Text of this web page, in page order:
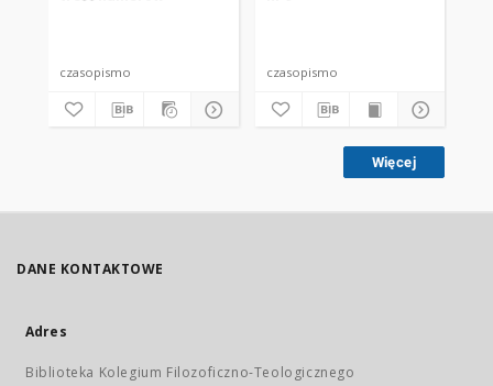
czasopismo czasopismo
Więcej
DANE KONTAKTOWE
Adres
Biblioteka Kolegium Filozoficzno-Teologicznego